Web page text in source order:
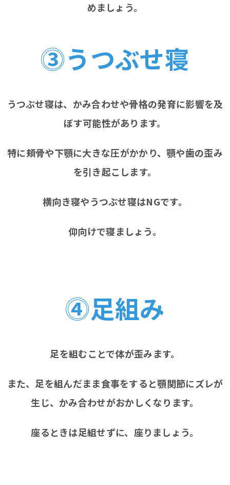
めましょう。
⓷うつぶせ寝
うつぶせ寝は、かみ合わせや骨格の発育に影響を及
ぼす可能性があります。
特に頬骨や下顎に大きな圧がかかり、顎や歯の歪み
を引き起こします。
横向き寝やうつぶせ寝はNGです。
仰向けで寝ましょう。
⓸足組み
足を組むことで体が歪みます。
また、足を組んだまま食事をすると顎関節にズレが
生じ、かみ合わせがおかしくなります。
座るときは足組せずに、座りましょう。